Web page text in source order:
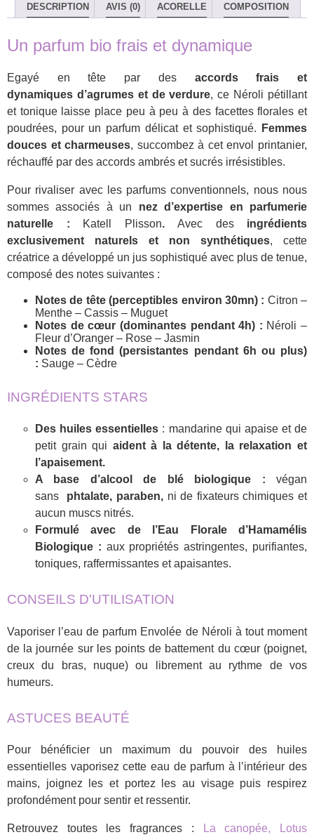
DESCRIPTION AVIS (0) ACORELLE COMPOSITION
Un parfum bio frais et dynamique
Egayé en tête par desaccords frais et
dynamiques d’agrumes et de verdure, ce Néroli pétillant
et tonique laisse place peu à peu à des facettes florales et
poudrées, pour un parfum délicat et sophistiqué. Femmes
douces et charmeuses, succombez à cet envol printanier,
réchauffé par des accords ambrés et sucrés irrésistibles.
Pour rivaliser avec les parfums conventionnels, nous nous
sommes associés à un nez d’expertise en parfumerie
naturelle :
Katell Plisson.Avec des ingrédients
exclusivement naturels et non synthétiques, cette
créatrice a développé un jus sophistiqué avec plus de tenue,
composé des notes suivantes :
Notes de tête (perceptibles environ 30mn) : Citron –
Menthe – Cassis – Muguet
Notes de cœur (dominantes pendant 4h) : Néroli –
Fleur d’Oranger – Rose – Jasmin
Notes de fond (persistantes pendant 6h ou plus)
: Sauge – Cèdre
INGRÉDIENTS STARS
Des huiles essentielles : mandarine qui apaise et de
petit grain qui aident à la détente, la relaxation et
l’apaisement.
A base d’alcool de blé biologique : végan
sans
phtalate, paraben,ni de fixateurs chimiques et
aucun muscs nitrés.
Formulé avec de l’Eau Florale d’Hamamélis
Biologique : aux propriétés astringentes, purifiantes,
toniques, raffermissantes et apaisantes.
CONSEILS D'UTILISATION
Vaporiser l’eau de parfum Envolée de Néroli à tout moment
de la journée sur les points de battement du cœur (poignet,
creux du bras, nuque) ou librement au rythme de vos
humeurs.
ASTUCES BEAUTÉ
Pour bénéficier un maximum du pouvoir des huiles
essentielles vaporisez cette eau de parfum à l’intérieur des
mains, joignez les et portez les au visage puis respirez
profondément pour sentir et ressentir.
Retrouvez toutes les fragrances : La canopée, Lotus